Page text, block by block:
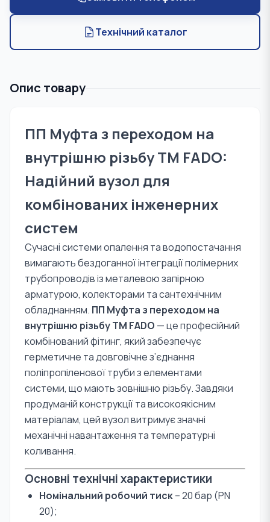
Технічний каталог
Опис товару
ПП Муфта з переходом на
внутрішню різьбу TM FADO:
Надійний вузол для
комбінованих інженерних
систем
Сучасні системи опалення та водопостачання
вимагають бездоганної інтеграції полімерних
трубопроводів із металевою запірною
арматурою, колекторами та сантехнічним
обладнанням. ПП Муфта з переходом на
внутрішню різьбу TM FADO — це професійний
комбінований фітинг, який забезпечує
герметичне та довговічне з’єднання
поліпропіленової труби з елементами
системи, що мають зовнішню різьбу. Завдяки
продуманій конструкції та високоякісним
матеріалам, цей вузол витримує значні
механічні навантаження та температурні
коливання.
Основні технічні характеристики
Номінальний робочий тиск– 20 бар (PN
20);